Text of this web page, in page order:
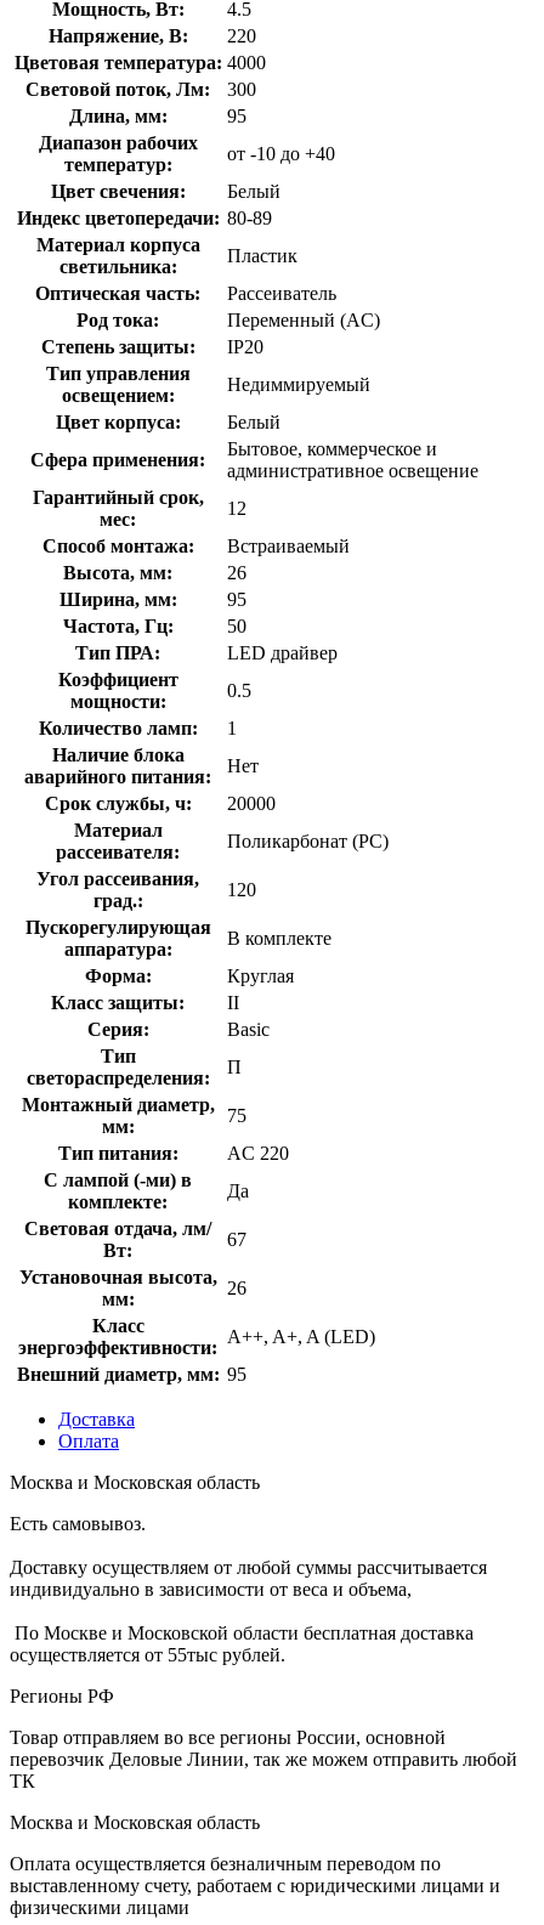
Мощность, Вт:
4.5
Напряжение, В:
220
Цветовая температура: 4000
Световой поток, Лм:
300
Длина, мм:
95
Диапазон рабочих
температур:
от -10 до +40
Цвет свечения:
Белый
Индекс цветопередачи: 80-89
Материал корпуса
светильника:
Пластик
Оптическая часть:
Рассеиватель
Род тока:
Переменный (AC)
Степень защиты:
IP20
Тип управления
освещением:
Недиммируемый
Цвет корпуса:
Белый
Сфера применения:
Бытовое, коммерческое и
административное освещение
Гарантийный срок,
мес:
12
Способ монтажа:
Встраиваемый
Высота, мм:
26
Ширина, мм:
95
Частота, Гц:
50
Тип ПРА:
LED драйвер
Коэффициент
мощности:
0.5
Количество ламп:
1
Наличие блока
аварийного питания:
Нет
Срок службы, ч:
20000
Материал
рассеивателя:
Поликарбонат (PC)
Угол рассеивания,
град.:
120
Пускорегулирующая
аппаратура:
В комплекте
Форма:
Круглая
Класс защиты:
II
Серия:
Basic
Тип
светораспределения:
П
Монтажный диаметр,
мм:
75
Тип питания:
AC 220
С лампой (-ми) в
комплекте:
Да
Световая отдача, лм/
Вт:
67
Установочная высота,
мм:
26
Класс
энергоэффективности:
A++, A+, A (LED)
Внешний диаметр, мм: 95
Доставка
Оплата
Москва и Московская область
Есть самовывоз.
Доставку осуществляем от любой суммы рассчитывается
индивидуально в зависимости от веса и объема,
По Москве и Московской области бесплатная доставка
осуществляется от 55тыс рублей.
Регионы РФ
Товар отправляем во все регионы России, основной
перевозчик Деловые Линии, так же можем отправить любой
ТК
Москва и Московская область
Оплата осуществляется безналичным переводом по
выставленному счету, работаем с юридическими лицами и
физическими лицами